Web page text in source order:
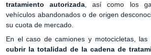
tratamiento autorizada, así como los
vehículos abandonados o de origen
su cuota de mercado.
En el caso de camiones y motocicletas, las
cubrir la totalidad de la cadena de